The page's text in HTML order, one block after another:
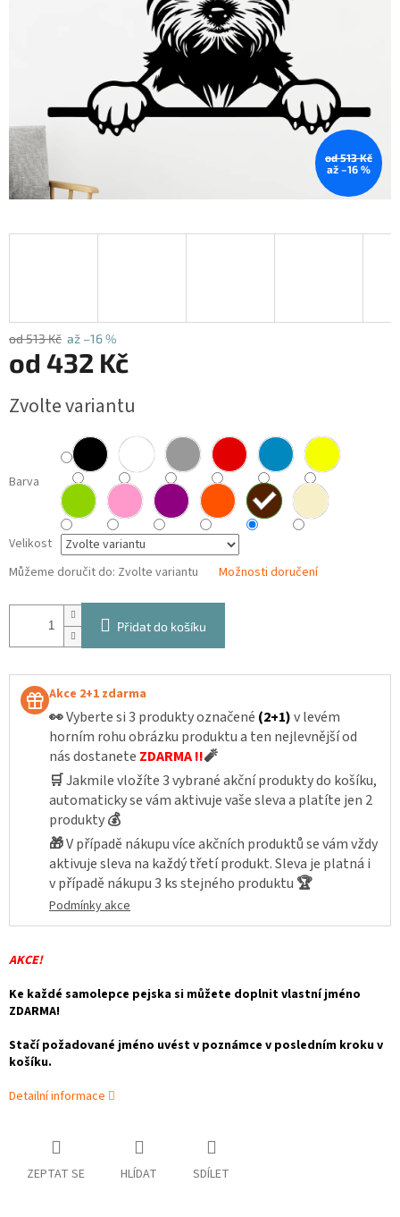
od 513 Kč
až –16 %
od 513 Kč až –16 %
od 432 Kč
cena:
Zvolte variantu
Barva
Velikost
Můžeme doručit do: Zvolte variantu Možnosti doručení
Přidat do košíku
Akce 2+1 zdarma
👀Vyberte si 3 produkty označené (2+1)v levém
horním rohu obrázku produktu a ten nejlevnější od
nás dostanete ZDARMA !!🧨
🛒Jakmile vložíte 3 vybrané akční produkty do košíku,
automaticky se vám aktivuje vaše sleva a platíte jen 2
produkty💰
🎁V případě nákupu více akčních produktů se vám vždy
aktivuje sleva na každý třetí produkt. Sleva je platná i
v případě nákupu 3 ks stejného produktu 🏆
Podmínky akce
AKCE!
Ke každé samolepce pejska si můžete doplnit vlastní jméno
ZDARMA!
Stačí požadované jméno uvést v poznámce v posledním kroku v
košíku.
Detailní informace
ZEPTAT SE HLÍDAT SDÍLET